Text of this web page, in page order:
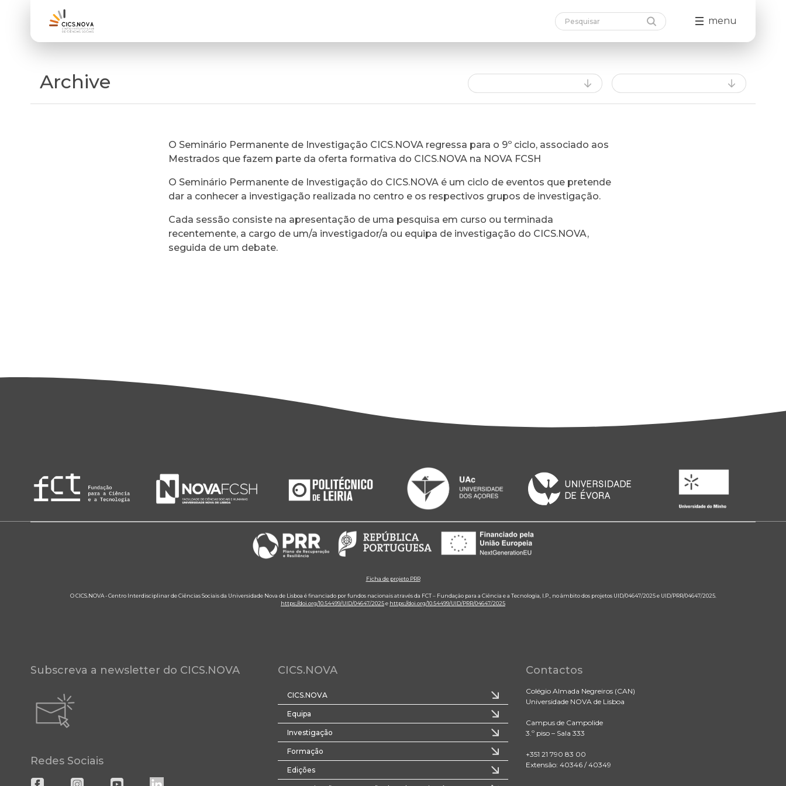
menu
Archive
O Seminário Permanente de Investigação CICS.NOVA regressa para o 9º ciclo, associado aos
Mestrados que fazem parte da oferta formativa do CICS.NOVA na NOVA FCSH
O Seminário Permanente de Investigação do CICS.NOVA é um ciclo de eventos que pretende
dar a conhecer a investigação realizada no centro e os respectivos grupos de investigação.
Cada sessão consiste na apresentação de uma pesquisa em curso ou terminada
recentemente, a cargo de um/a investigador/a ou equipa de investigação do CICS.NOVA,
seguida de um debate.
Ficha de projeto PRR
O CICS.NOVA - Centro Interdisciplinar de Ciências Sociais da Universidade Nova de Lisboa é financiado por fundos nacionais através da FCT – Fundação para a Ciência e a Tecnologia, I.P., no âmbito dos projetos UID/04647/2025 e UID/PRR/04647/2025.
https://doi.org/10.54499/UID/04647/2025e https://doi.org/10.54499/UID/PRR/04647/2025
Subscreva a newsletter do CICS.NOVA
Redes Sociais
CICS.NOVA
CICS.NOVA
Equipa
Investigação
Formação
Edições
Contactos
Colégio Almada Negreiros (CAN)
Universidade NOVA de Lisboa
Campus de Campolide
3.º piso – Sala 333
+351 21 790 83 00
Extensão: 40346 / 40349